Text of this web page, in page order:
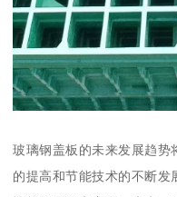
玻璃钢盖板的未来发展趋势
的提高和节能技术的不断发